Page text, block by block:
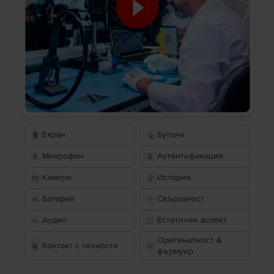
Екран Бутони
Микрофон Аутентификация
Камери История
Батерия Свързаност
Аудио Естетичен аспект
Контакт с течности
Оригиналност &
фърмуер